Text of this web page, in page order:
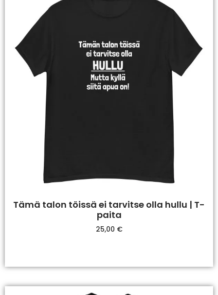
Tämä talon töissä ei tarvitse olla hullu | T-
paita
25,00 €